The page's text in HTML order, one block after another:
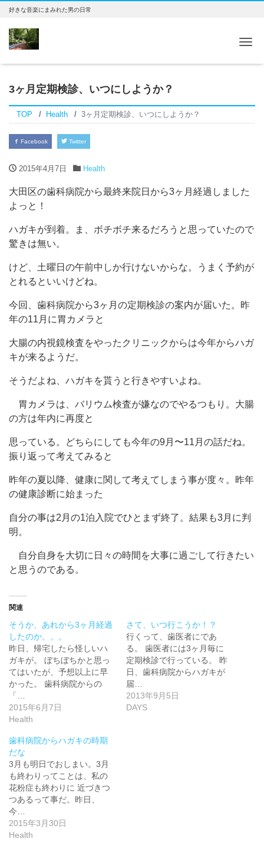
好きな音楽にまみれた男の日常
3ヶ月定期検診、いつにしようか？
TOP Health 3ヶ月定期検診、いつにしようか？
Facebook Twitter
2015年4月7日 Health
大田区の歯科病院から最終来院日から3ヶ月経過しました
よっと！
ハガキが到着。ま、ボチボチ来るだろうと思っていたので
驚きは無い。
けど、土曜日の午前中しか行けないからな。うまく予約が
とれるといいけどね。
今回、歯科病院から3ヶ月の定期検診の案内が届いた。昨
年の11月に胃カメラと
大腸の内視鏡検査をやったクリニックからは今年からハガ
キが来るようだ。
そうだよね、ハガキを貰うと行きやすいよね。
胃カメラは、バリウム検査が嫌なのでやるつもり。大腸
の方は年内に再度と
思っている。どちらにしても今年の9月〜11月の話だね。
振り返って考えてみると
昨年の夏以降、健康に関して考えてしまう事が度々。昨年
の健康診断に始まった
自分の事は2月の1泊入院でひとまず終了。結果も3月に判
明。
自分自身を大切に日々の時間を大事に過ごして行きたい
と思うのである。
関連
そうか、あれから3ヶ月経過
したのか。。。
昨日、帰宅したら怪しいハ
ガキが。 ぼちぼちかと思っ
てはいたが、予想以上に早
かった。 歯科病院からの
「…
2015年6月7日
Health
さて、いつ行こうか！？
行くって、歯医者にであ
る。 歯医者には3ヶ月毎に
定期検診で行っている。 昨
日、歯科病院からハガキが
届…
2013年9月5日
DAYS
歯科病院からハガキの時期
だな
3月も明日でおしまい。3月
も終わりってことは、私の
花粉症も終わりに 近づきつ
つあるって事だ。昨日、
今…
2015年3月30日
Health